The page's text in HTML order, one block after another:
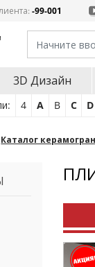
-99-001
3D Дизайн
4 A B C D
Каталог